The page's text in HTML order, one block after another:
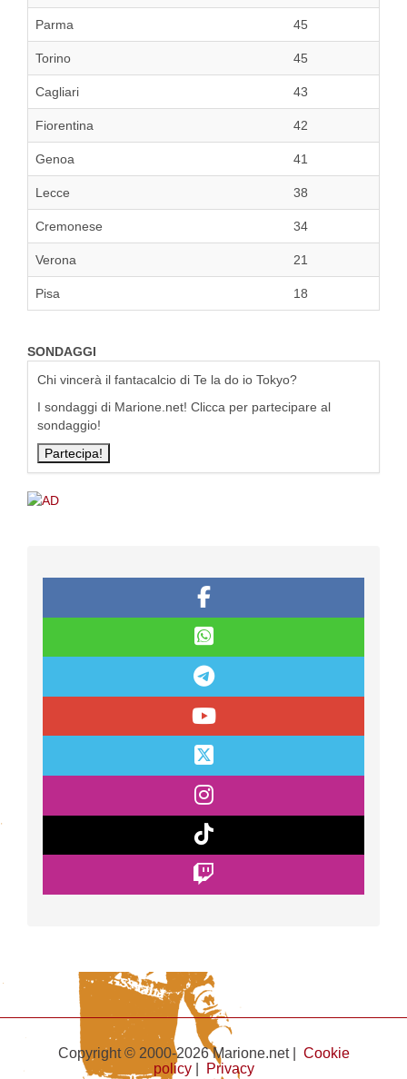
Parma 45
Torino 45
Cagliari 43
Fiorentina 42
Genoa 41
Lecce 38
Cremonese 34
Verona 21
Pisa 18
SONDAGGI
Chi vincerà il fantacalcio di Te la do io Tokyo?
I sondaggi di Marione.net! Clicca per partecipare al
sondaggio!
Copyright © 2000-2026 Marione.net | Cookie
policy| Privacy